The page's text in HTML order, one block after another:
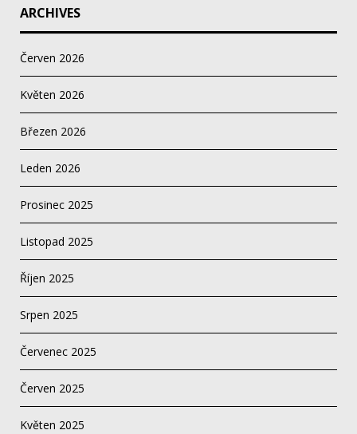
ARCHIVES
Červen 2026
Květen 2026
Březen 2026
Leden 2026
Prosinec 2025
Listopad 2025
Říjen 2025
Srpen 2025
Červenec 2025
Červen 2025
Květen 2025